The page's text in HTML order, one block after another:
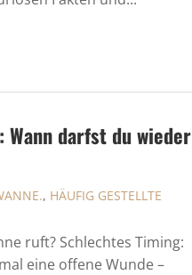
Wann darfst du wieder
, HÄUFIG GESTELLTE
ruft? Schlechtes Timing:
eine offene Wunde –